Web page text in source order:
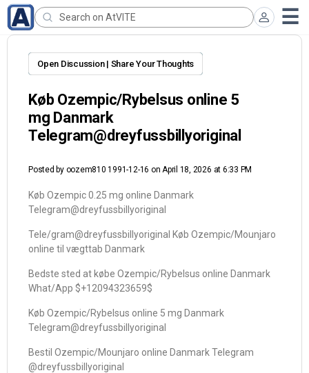
Open Discussion | Share Your Thoughts
Køb Ozempic/Rybelsus online 5
mg Danmark
Telegram@dreyfussbillyoriginal
Posted by oozem810 1991-12-16 on April 18, 2026 at 6:33 PM
Køb Ozempic 0.25 mg online Danmark
Telegram@dreyfussbillyoriginal
Tele/gram@dreyfussbillyoriginal Køb Ozempic/Mounjaro
online til vægttab Danmark
Bedste sted at købe Ozempic/Rybelsus online Danmark
What/App $+12094323659$
Køb Ozempic/Rybelsus online 5 mg Danmark
Telegram@dreyfussbillyoriginal
Bestil Ozempic/Mounjaro online Danmark Telegram
@dreyfussbillyoriginal